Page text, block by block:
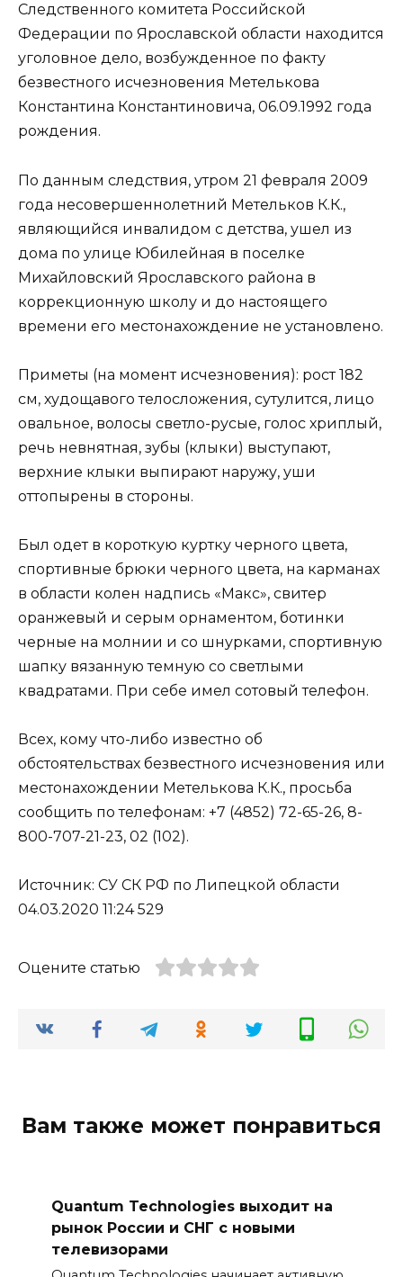
Следственного комитета Российской
Федерации по Ярославской области находится
уголовное дело, возбужденное по факту
безвестного исчезновения Метелькова
Константина Константиновича, 06.09.1992 года
рождения.
По данным следствия, утром 21 февраля 2009
года несовершеннолетний Метельков К.К.,
являющийся инвалидом с детства, ушел из
дома по улице Юбилейная в поселке
Михайловский Ярославского района в
коррекционную школу и до настоящего
времени его местонахождение не установлено.
Приметы (на момент исчезновения): рост 182
см, худощавого телосложения, сутулится, лицо
овальное, волосы светло-русые, голос хриплый,
речь невнятная, зубы (клыки) выступают,
верхние клыки выпирают наружу, уши
оттопырены в стороны.
Был одет в короткую куртку черного цвета,
спортивные брюки черного цвета, на карманах
в области колен надпись «Макс», свитер
оранжевый и серым орнаментом, ботинки
черные на молнии и со шнурками, спортивную
шапку вязанную темную со светлыми
квадратами. При себе имел сотовый телефон.
Всех, кому что-либо известно об
обстоятельствах безвестного исчезновения или
местонахождении Метелькова К.К., просьба
сообщить по телефонам: +7 (4852) 72-65-26, 8-
800-707-21-23, 02 (102).
Источник: СУ СК РФ по Липецкой области
04.03.2020 11:24 529
Оцените статью
Вам также может понравиться
Quantum Technologies выходит на
рынок России и СНГ с новыми
телевизорами